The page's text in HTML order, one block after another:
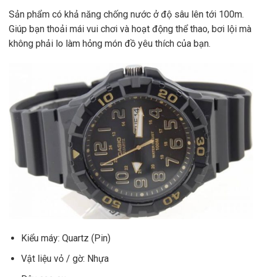
Sản phẩm có khả năng chống nước ở độ sâu lên tới 100m.
Giúp bạn thoải mái vui chơi và hoạt động thể thao, bơi lội mà
không phải lo làm hỏng món đồ yêu thích của bạn.
Kiểu máy: Quartz (Pin)
Vật liệu vỏ / gờ: Nhựa